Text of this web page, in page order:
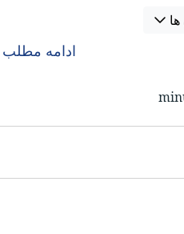
ادامه مطلب